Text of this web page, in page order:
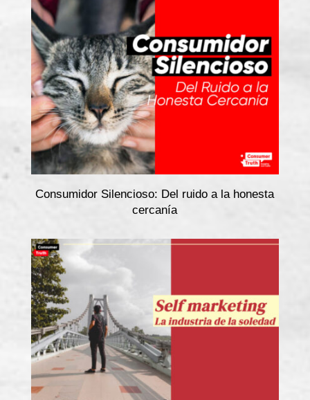
Consumidor Silencioso: Del ruido a la honesta
cercanía